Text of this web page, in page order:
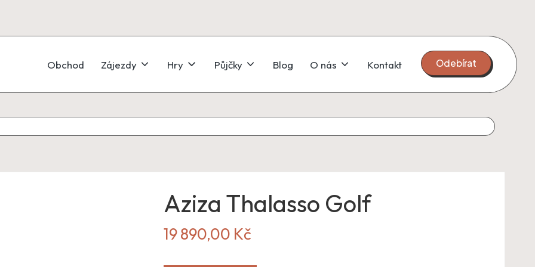
Obchod Zájezdy Hry Půjčky Blog O nás Kontakt Odebírat
Aziza Thalasso Golf
19 890,00 Kč